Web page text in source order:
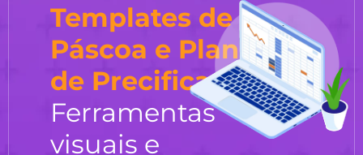
Templates de
Páscoa e Planilha
de Precificação
Ferramentas
visuais e